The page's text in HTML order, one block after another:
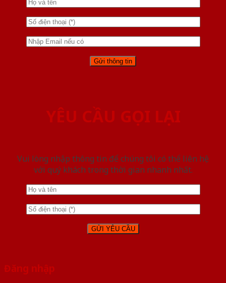
YÊU CẦU GỌI LẠI
Vui lòng nhập thông tin để chúng tôi có thể liên hệ
với quý khách trong thời gian nhanh nhất.
Đăng nhập